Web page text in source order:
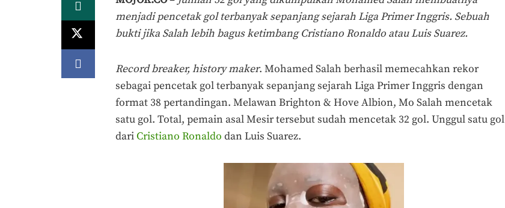
menjadi pencetak gol terbanyak sepanjang sejarah Liga Primer Inggris. Sebuah
bukti jika Salah lebih bagus ketimbang Cristiano Ronaldo atau Luis Suarez.
Record breaker, history maker. Mohamed Salah berhasil memecahkan rekor
sebagai pencetak gol terbanyak sepanjang sejarah Liga Primer Inggris dengan
format 38 pertandingan. Melawan Brighton & Hove Albion, Mo Salah mencetak
satu gol. Total, pemain asal Mesir tersebut sudah mencetak 32 gol. Unggul satu gol
dariCristiano Ronaldo dan Luis Suarez.